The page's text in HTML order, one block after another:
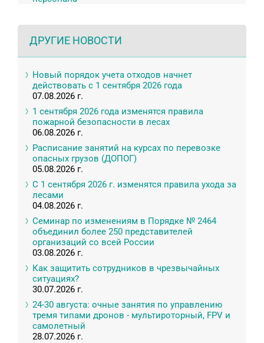
ДРУГИЕ НОВОСТИ
Новый порядок учета отходов начнет
действовать с 1 сентября 2026 года
07.08.2026 г.
1 сентября 2026 года изменятся правила
пожарной безопасности в лесах
06.08.2026 г.
Расписание занятий на курсах по перевозке
опасных грузов (ДОПОГ)
05.08.2026 г.
С 1 сентября 2026 г. изменятся правила ухода за
лесами
04.08.2026 г.
Семинар по изменениям в Порядке № 2464
объединил более 250 представителей
организаций со всей России
03.08.2026 г.
Как защитить сотрудников в чрезвычайных
ситуациях?
30.07.2026 г.
24-30 августа: очные занятия по управлению
тремя типами дронов - мультироторный, FPV и
самолетный
28.07.2026 г.